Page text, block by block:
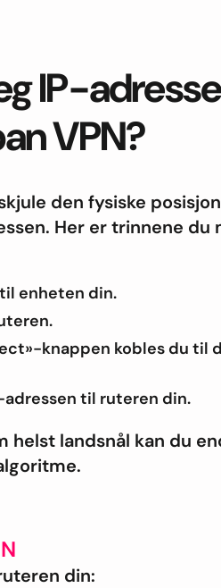
IP-
VPN?
den fysiske
Her er trinnene du
enheten din.
knappen kobles du til
til ruteren din.
helst landsnål kan du
din: